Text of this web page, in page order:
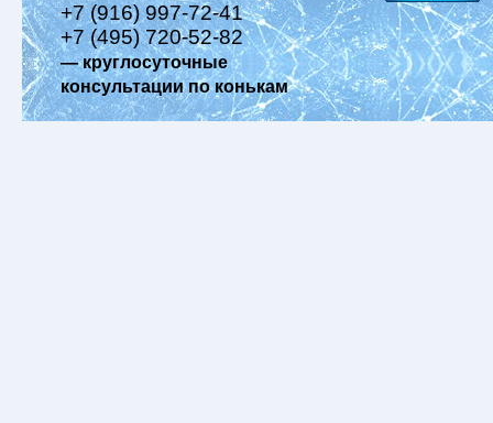
+7 (916) 997-72-41
+7 (495) 720-52-82
— круглосуточные
консультации по конькам